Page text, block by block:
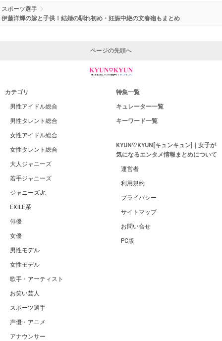
スポーツ選手
伊藤洋輝の嫁と子供！結婚の馴れ初め・妊娠中絶の文春砲もまとめ
ページの先頭へ
カテゴリ
男性アイドル総合
男性タレント総合
女性アイドル総合
女性タレント総合
大人ジャニーズ
若手ジャニーズ
ジャニーズJr.
EXILE系
俳優
女優
男性モデル
女性モデル
歌手・アーティスト
お笑い芸人
スポーツ選手
声優・アニメ
アナウンサー
特集一覧
キュレーター一覧
キーワード一覧
KYUN♡KYUN[キュンキュン]｜女子が
気になるエンタメ情報まとめについて
運営者
利用規約
プライバシー
サイトマップ
お問い合せ
PC版